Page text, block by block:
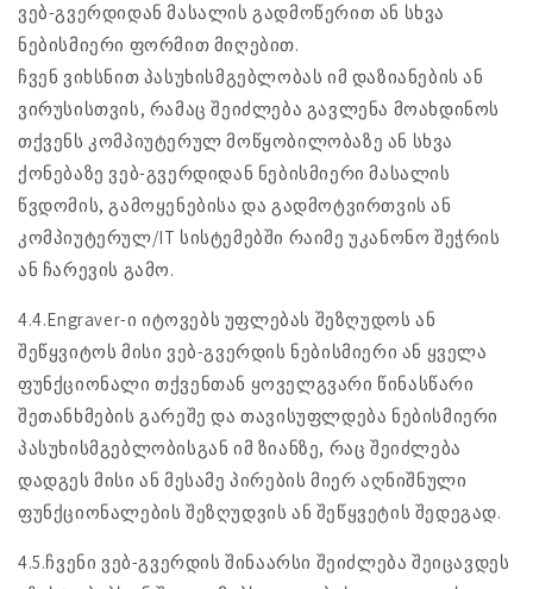
ვებ-გვერდიდან მასალის გადმოწერით ან სხვა
ნებისმიერი ფორმით მიღებით.
ჩვენ ვიხსნით პასუხისმგებლობას იმ დაზიანების ან
ვირუსისთვის, რამაც შეიძლება გავლენა მოახდინოს
თქვენს კომპიუტერულ მოწყობილობაზე ან სხვა
ქონებაზე ვებ-გვერდიდან ნებისმიერი მასალის
წვდომის, გამოყენებისა და გადმოტვირთვის ან
კომპიუტერულ/IT სისტემებში რაიმე უკანონო შეჭრის
ან ჩარევის გამო.
4.4.Engraver-ი იტოვებს უფლებას შეზღუდოს ან
შეწყვიტოს მისი ვებ-გვერდის ნებისმიერი ან ყველა
ფუნქციონალი თქვენთან ყოველგვარი წინასწარი
შეთანხმების გარეშე და თავისუფლდება ნებისმიერი
პასუხისმგებლობისგან იმ ზიანზე, რაც შეიძლება
დადგეს მისი ან მესამე პირების მიერ აღნიშნული
ფუნქციონალების შეზღუდვის ან შეწყვეტის შედეგად.
4.5.ჩვენი ვებ-გვერდის შინაარსი შეიძლება შეიცავდეს